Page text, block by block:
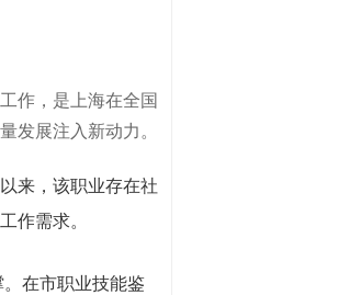
作，是上海在全国
发展注入新动力。
来，该职业存在社
作需求。
在市职业技能鉴